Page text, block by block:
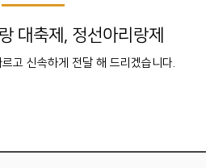
대축제, 정선아리랑제
고 신속하게 전달 해 드리겠습니다.